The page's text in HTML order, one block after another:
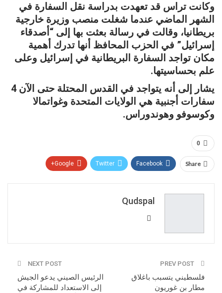
وكانت تراس قد تعهدت بدراسة نقل السفارة في
الشهر الماضي عندما شغلت منصب وزيرة خارجية
بريطانيا، وقالت في رسالة بعثت بها إلى “أصدقاء
إسرائيل” في الحزب المحافظ أنها تدرك أهمية
مكان تواجد السفارة البريطانية في إسرائيل وعلى
علم بحساسيتها.
يشار إلى أنه يتواجد في القدس المحتلة حتى الآن 4
سفارات أجنبية هي الولايات المتحدة وغواتمالا
وكوسوفو وهوندوراس.
0
Share
Facebook
Twitter
Google+
Qudspal
فلسطيني يتسبب باغلاق
مطار بن غوريون
NEXT POST
الرئيس الصيني يدعو الجيش
إلى الاستعداد للمشاركة في